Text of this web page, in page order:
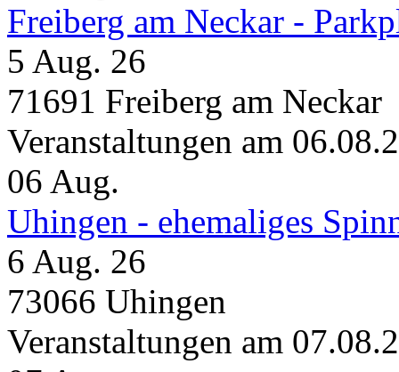
Freiberg am Neckar -
5 Aug. 26
71691 Freiberg am Neckar
Veranstaltungen am
06 Aug.
Uhingen - ehemaliges
6 Aug. 26
73066 Uhingen
Veranstaltungen am